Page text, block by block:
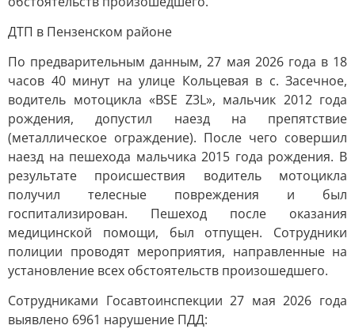
ДТП в Пензенском районе
По предварительным данным, 27 мая 2026 года в 18
часов 40 минут на улице Кольцевая в с. Засечное,
водитель мотоцикла «BSE Z3L», мальчик 2012 года
рождения, допустил наезд на препятствие
(металлическое ограждение). После чего совершил
наезд на пешехода мальчика 2015 года рождения. В
результате происшествия водитель мотоцикла
получил телесные повреждения и был
госпитализирован. Пешеход после оказания
медицинской помощи, был отпущен. Сотрудники
полиции проводят мероприятия, направленные на
установление всех обстоятельств произошедшего.
Сотрудниками Госавтоинспекции 27 мая 2026 года
выявлено 6961 нарушение ПДД: